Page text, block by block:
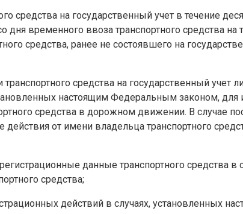
средства на государственный учет в течение
дня временного ввоза транспортного средства
средства, ранее не состоявшего на
средства на государственный учет
настоящим Федеральным законом, для
средства в дорожном движении. В случае
действия от имени владельца транспортного
данные транспортного средства
средства;
действий в случаях, установленных